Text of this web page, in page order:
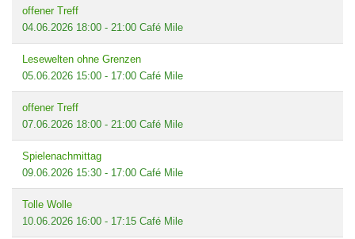
offener Treff
04.06.2026 18:00 - 21:00 Café Mile
Lesewelten ohne Grenzen
05.06.2026 15:00 - 17:00 Café Mile
offener Treff
07.06.2026 18:00 - 21:00 Café Mile
Spielenachmittag
09.06.2026 15:30 - 17:00 Café Mile
Tolle Wolle
10.06.2026 16:00 - 17:15 Café Mile